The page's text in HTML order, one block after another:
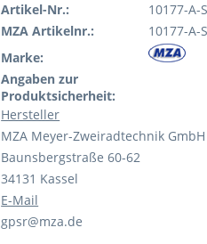
Artikel-Nr.:
10177-A-S
MZA Artikelnr.:
10177-A-S
Marke:
Angaben zur
Produktsicherheit:
Hersteller
MZA Meyer-Zweiradtechnik GmbH
Baunsbergstraße 60-62
34131 Kassel
E-Mail
gpsr@mza.de